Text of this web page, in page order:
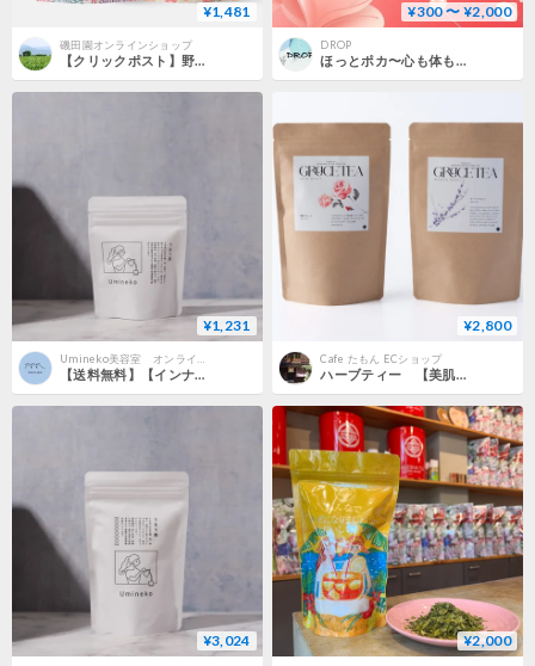
¥1,481
磯田園オンラインショップ
【クリックポスト】野草茶3種セットB ～びわ茶、はと麦茶、どくだみ茶
¥300 〜 ¥2,000
DROP
ほっとポカ〜心も体もポカポカ〜
¥1,231
Umineko美容室 オンラインストア
【送料無料】【インナーケア漢方茶】うるう茶（ミニパック）
¥2,800
Cafe たもん ECショップ
ハーブティー 【美肌、アンチエイジングケアブレンド】【ホルモンバランスブレンド】（ノンカフェイン）
¥3,024 ¥2,000